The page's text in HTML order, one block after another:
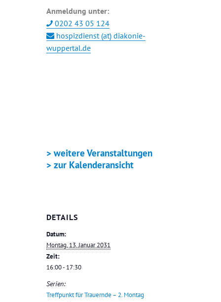
Anmeldung unter:
0202 43 05 124
hospizdienst (at) diakonie-
wuppertal.de
> weitere Veranstaltungen
> zur Kalenderansicht
DETAILS
Datum:
Montag, 13. Januar 2031
Zeit:
16:00 - 17:30
Serien:
Treffpunkt für Trauernde – 2. Montag